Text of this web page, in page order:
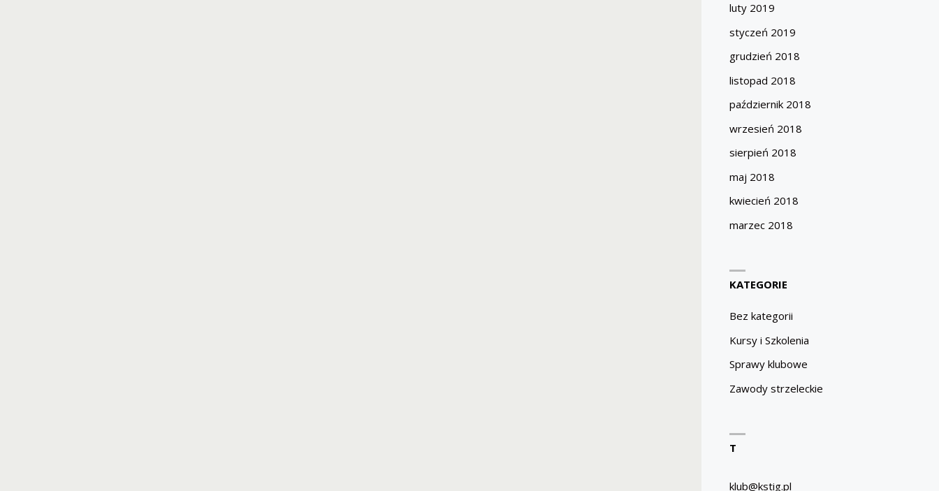
luty 2019
styczeń 2019
grudzień 2018
listopad 2018
październik 2018
wrzesień 2018
sierpień 2018
maj 2018
kwiecień 2018
marzec 2018
KATEGORIE
Bez kategorii
Kursy i Szkolenia
Sprawy klubowe
Zawody strzeleckie
T
klub@kstig.pl